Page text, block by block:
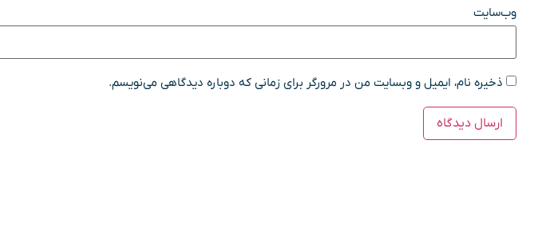
وب‌سایت
ذخیره نام، ایمیل و وبسایت من در مرورگر برای زمانی که دوباره دیدگاهی می‌نویسم.